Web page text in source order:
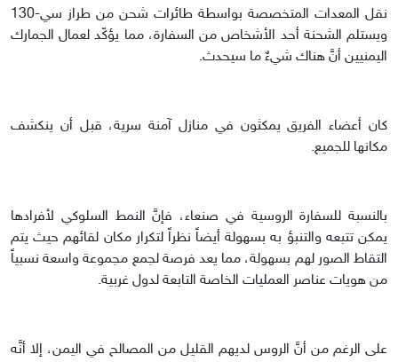
نقل المعدات المتخصصة بواسطة طائرات شحن من طراز سي-130
ويستلم الشحنة أحد الأشخاص من السفارة، مما يؤكّد لعمال الجمارك
اليمنيين أنَّ هناك شيءٌ ما سيحدث.
كان أعضاء الفريق يمكثون في منازل آمنة سرية، قبل أن ينكشف
مكانها للجميع.
بالنسبة للسفارة الروسية في صنعاء، فإنَّ النمط السلوكي لأفرادها
يمكن تتبعه والتنبؤ به بسهولة أيضاً نظراً لتكرار مكان لقائهم حيث يتم
التقاط الصور لهم بسهولة، مما يعد فرصة لجمع مجموعة واسعة نسبياً
من هويات عناصر العمليات الخاصة التابعة لدول غربية.
على الرغم من أنَّ الروس لديهم القليل من المصالح في اليمن، إلا أنَّه